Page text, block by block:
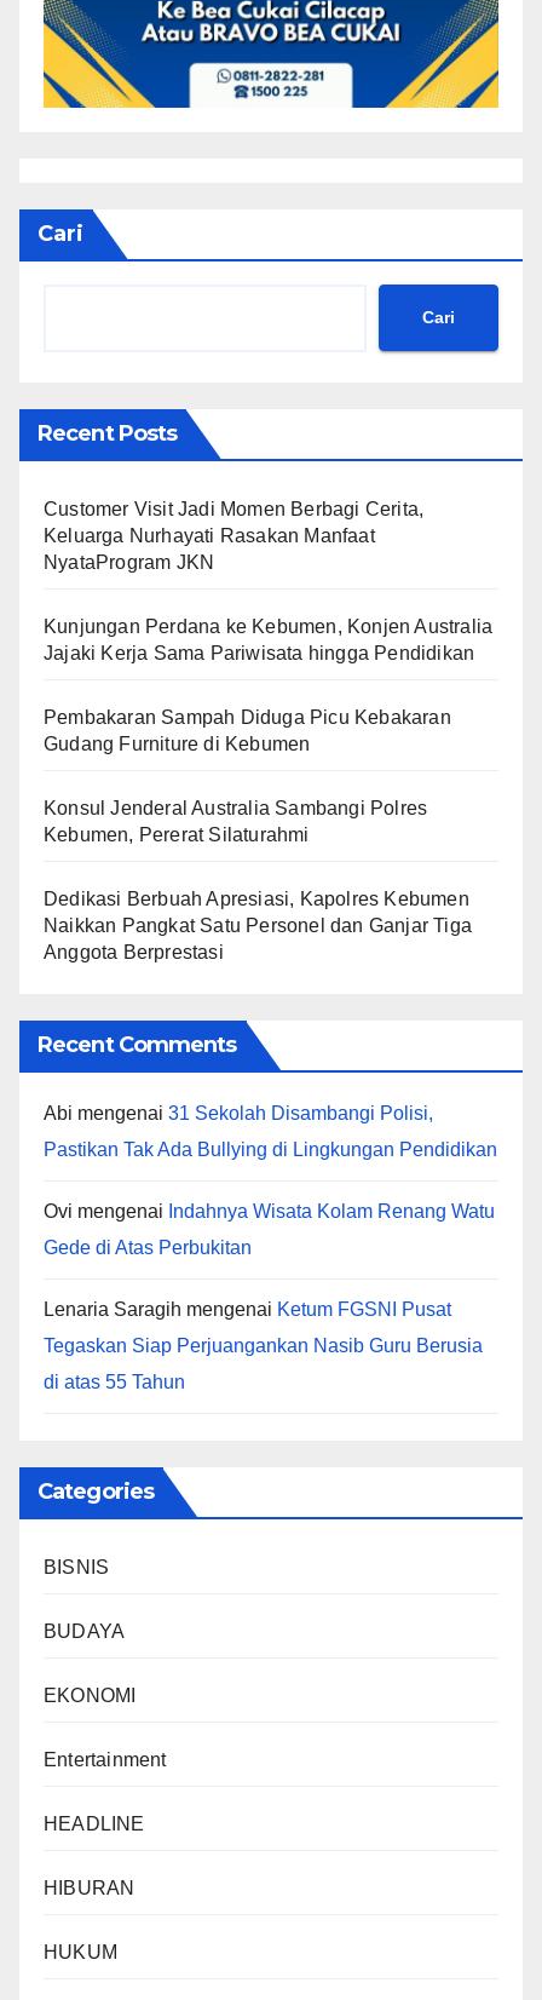
Cari
Cari
Recent Posts
Customer Visit Jadi Momen Berbagi Cerita,
Keluarga Nurhayati Rasakan Manfaat
NyataProgram JKN
Kunjungan Perdana ke Kebumen, Konjen Australia
Jajaki Kerja Sama Pariwisata hingga Pendidikan
Pembakaran Sampah Diduga Picu Kebakaran
Gudang Furniture di Kebumen
Konsul Jenderal Australia Sambangi Polres
Kebumen, Pererat Silaturahmi
Dedikasi Berbuah Apresiasi, Kapolres Kebumen
Naikkan Pangkat Satu Personel dan Ganjar Tiga
Anggota Berprestasi
Recent Comments
Abi mengenai 31 Sekolah Disambangi Polisi,
Pastikan Tak Ada Bullying di Lingkungan Pendidikan
Ovi mengenai Indahnya Wisata Kolam Renang Watu
Gede di Atas Perbukitan
Lenaria Saragih mengenai Ketum FGSNI Pusat
Tegaskan Siap Perjuangankan Nasib Guru Berusia
di atas 55 Tahun
Categories
BISNIS
BUDAYA
EKONOMI
Entertainment
HEADLINE
HIBURAN
HUKUM